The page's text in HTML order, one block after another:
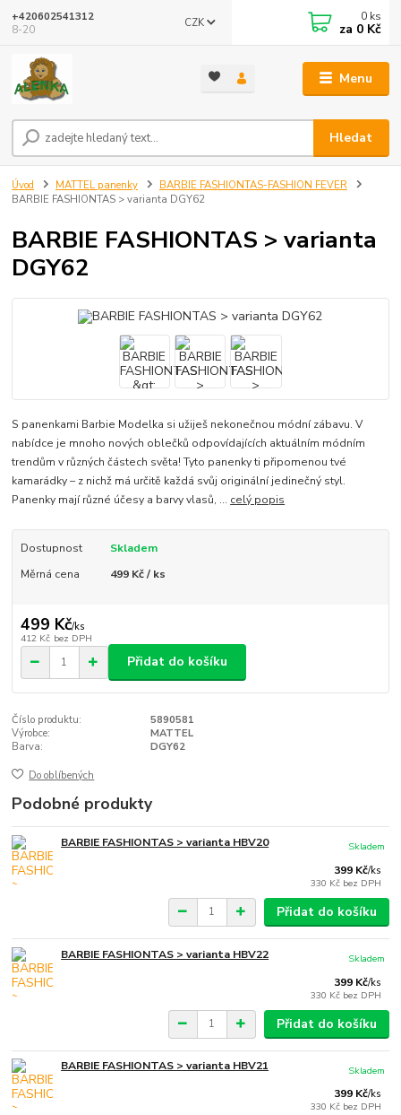
Menu
CZK
Hledat
+420602541312
8-20
0 ks
za 0 Kč
Úvod MATTEL panenky
BARBIE FASHIONTAS-FASHION FEVER
BARBIE FASHIONTAS > varianta DGY62
BARBIE FASHIONTAS > varianta
DGY62
S panenkami Barbie Modelka si užiješ nekonečnou módní zábavu. V
nabídce je mnoho nových oblečků odpovídajících aktuálním módním
trendům v různých částech světa! Tyto panenky ti připomenou tvé
kamarádky – z nichž má určitě každá svůj originální jedinečný styl.
Panenky mají různé účesy a barvy vlasů, ... celý popis
Dostupnost
Skladem
Měrná cena
499 Kč / ks
499 Kč/ks
412 Kč bez DPH
Přidat do košíku
Číslo produktu:
5890581
Výrobce:
MATTEL
Barva:
DGY62
Do oblíbených
Podobné produkty
BARBIE FASHIONTAS > varianta HBV20
399 Kč/ks
330 Kč bez DPH
Skladem
Přidat do košíku
BARBIE FASHIONTAS > varianta HBV22
399 Kč/ks
330 Kč bez DPH
Skladem
Přidat do košíku
BARBIE FASHIONTAS > varianta HBV21
399 Kč/ks
330 Kč bez DPH
Skladem